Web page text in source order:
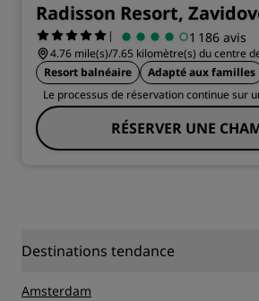
Radisson Resort,
| 1 186 avis
4.76 mile(s)/7.65 kilomètre(s) du centre
Resort balnéaire
Adapté aux familles
Le processus de réservation continue sur
RÉSERVER UNE
Destinations tendance
Amsterdam